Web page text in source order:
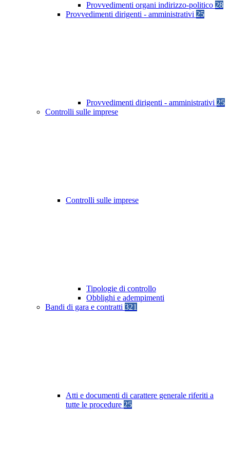
Provvedimenti organi indirizzo-politico 28
Provvedimenti dirigenti - amministrativi 25
Provvedimenti dirigenti - amministrativi 25
Controlli sulle imprese
Controlli sulle imprese
Tipologie di controllo
Obblighi e adempimenti
Bandi di gara e contratti 321
Atti e documenti di carattere generale riferiti a
tutte le procedure 25